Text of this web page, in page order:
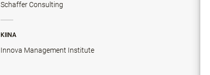
Schaffer Consulting
KIINA
Innova Management Institute